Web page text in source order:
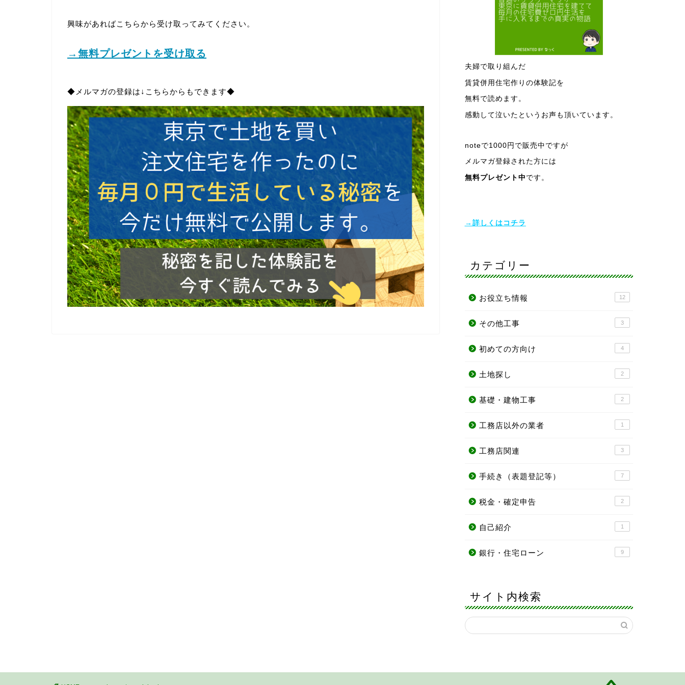
興味があればこちらから受け取ってみてください。
→無料プレゼントを受け取る
◆メルマガの登録は↓こちらからもできます◆
夫婦で取り組んだ
賃貸併用住宅作りの体験記を
無料で読めます。
感動して泣いたというお声も頂いています。
noteで1000円で販売中ですが
メルマガ登録された方には
無料プレゼント中 です。
→詳しくはコチラ
カテゴリー
お役立ち情報 12
その他工事 3
初めての方向け 4
土地探し 2
基礎・建物工事 2
工務店以外の業者 1
工務店関連 3
手続き（表題登記等） 7
税金・確定申告 2
自己紹介 1
銀行・住宅ローン 9
サイト内検索